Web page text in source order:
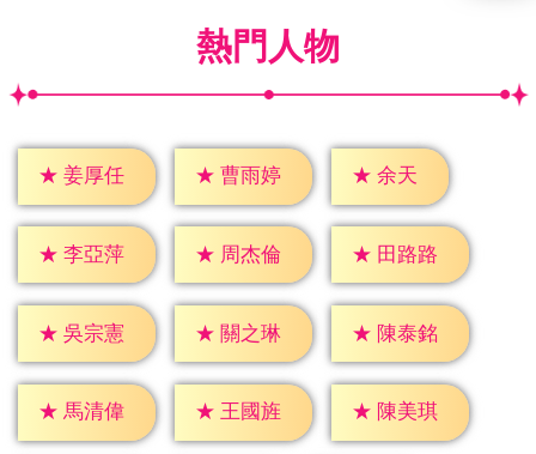
熱門人物
★ 姜厚任 ★ 曹雨婷 ★ 余天
★ 李亞萍 ★ 周杰倫 ★ 田路路
★ 吳宗憲 ★ 關之琳 ★ 陳泰銘
★ 馬清偉 ★ 王國旌 ★ 陳美琪